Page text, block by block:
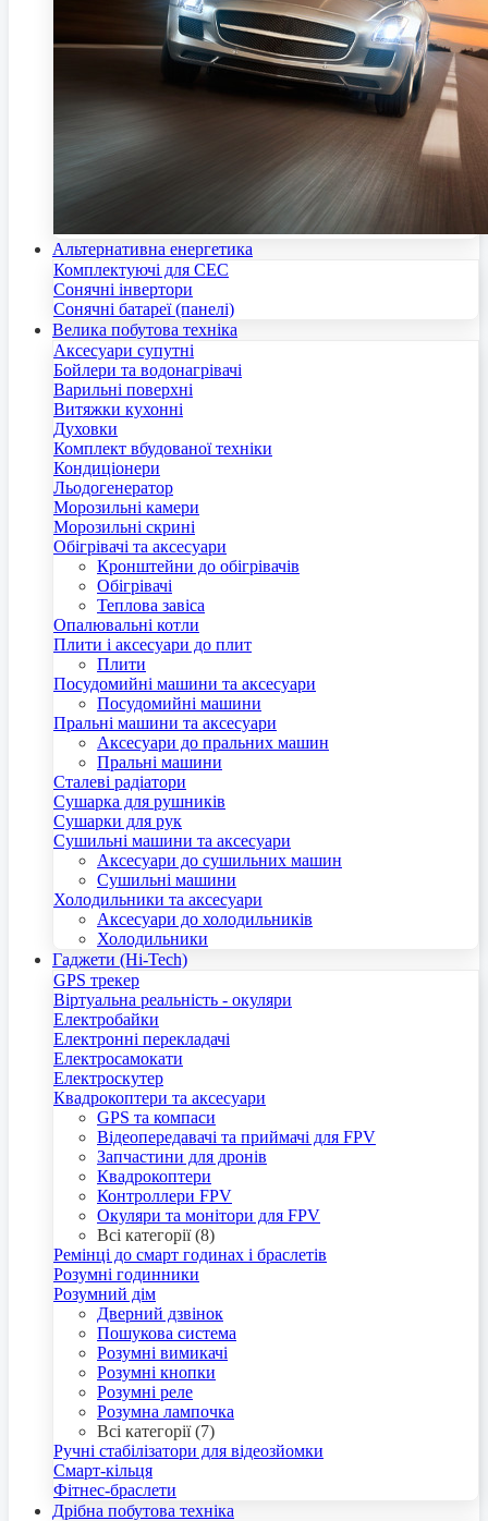
Альтернативна енергетика
Комплектуючі для СЕС
Сонячні інвертори
Сонячні батареї (панелі)
Велика побутова техніка
Аксесуари супутні
Бойлери та водонагрівачі
Варильні поверхні
Витяжки кухонні
Духовки
Комплект вбудованої техніки
Кондиціонери
Льодогенератор
Морозильні камери
Морозильні скрині
Обігрівачі та аксесуари
Кронштейни до обігрівачів
Обігрівачі
Теплова завіса
Опалювальні котли
Плити і аксесуари до плит
Плити
Посудомийні машини та аксесуари
Посудомийні машини
Пральні машини та аксесуари
Аксесуари до пральних машин
Пральні машини
Сталеві радіатори
Сушарка для рушників
Сушарки для рук
Сушильні машини та аксесуари
Аксесуари до сушильних машин
Сушильні машини
Холодильники та аксесуари
Аксесуари до холодильників
Холодильники
Гаджети (Hi-Tech)
GPS трекер
Віртуальна реальність - окуляри
Електробайки
Електронні перекладачі
Електросамокати
Електроскутер
Квадрокоптери та аксесуари
GPS та компаси
Відеопередавачі та приймачі для FPV
Запчастини для дронів
Квадрокоптери
Контроллери FPV
Окуляри та монітори для FPV
Всі категорії (8)
Ремінці до смарт годинах і браслетів
Розумні годинники
Розумний дім
Дверний дзвінок
Пошукова система
Розумні вимикачі
Розумні кнопки
Розумні реле
Розумна лампочка
Всі категорії (7)
Ручні стабілізатори для відеозйомки
Смарт-кільця
Фітнес-браслети
Дрібна побутова техніка